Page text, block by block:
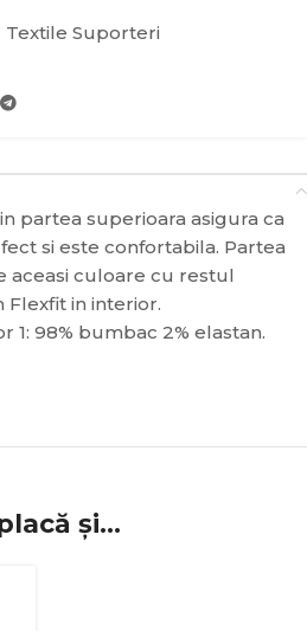
Textile Suporteri
partea superioara asigura ca
si este confortabila. Partea
aceasi culoare cu restul
Flexfit in interior.
1: 98% bumbac 2% elastan.
și…